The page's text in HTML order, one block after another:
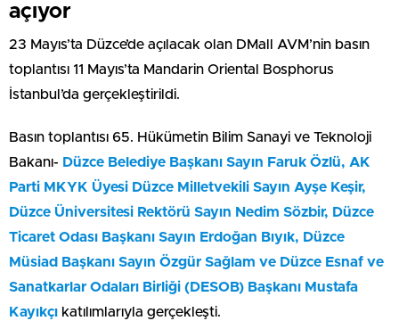
açıyor
23 Mayıs’ta Düzce’de açılacak olan DMall AVM’nin basın
toplantısı 11 Mayıs’ta Mandarin Oriental Bosphorus
İstanbul’da gerçekleştirildi.
Basın toplantısı 65. Hükümetin Bilim Sanayi ve Teknoloji
Bakanı- Düzce Belediye Başkanı Sayın Faruk Özlü, AK
Parti MKYK Üyesi Düzce Milletvekili Sayın Ayşe Keşir,
Düzce Üniversitesi Rektörü Sayın Nedim Sözbir, Düzce
Ticaret Odası Başkanı Sayın Erdoğan Bıyık, Düzce
Müsiad Başkanı Sayın Özgür Sağlam ve Düzce Esnaf ve
Sanatkarlar Odaları Birliği (DESOB) Başkanı Mustafa
Kayıkçı katılımlarıyla gerçekleşti.